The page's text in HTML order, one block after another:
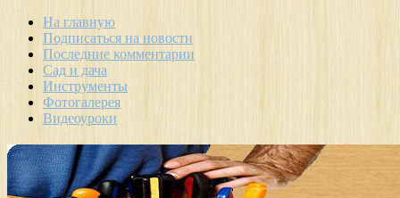
На главную
Подписаться на новости
Последние комментарии
Сад и дача
Инструменты
Фотогалерея
Видеоуроки